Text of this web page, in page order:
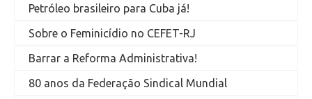
Petróleo brasileiro para Cuba já!
Sobre o Feminicídio no CEFET-RJ
Barrar a Reforma Administrativa!
80 anos da Federação Sindical Mundial